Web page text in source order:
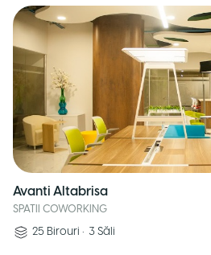
Avanti Altabrisa
SPATII COWORKING
25 Birouri • 3 Săli